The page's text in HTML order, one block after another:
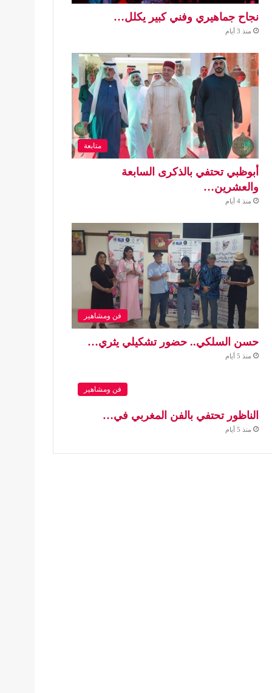
نجاح جماهيري وفني كبير يكلل…
منذ 3 أيام
متابعة
أبوظبي تحتفي بالذكرى السابعة
والعشرين…
منذ 4 أيام
فن ومشاهير
حسن السلكي.. حضور تشكيلي يثري…
منذ 5 أيام
فن ومشاهير
الناظور تحتفي بالفن المغربي في…
منذ 5 أيام